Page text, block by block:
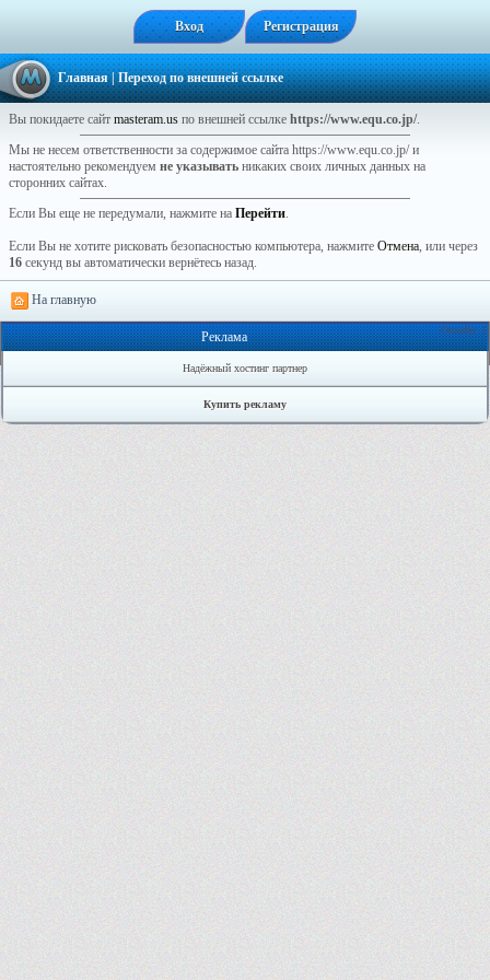
Вход Регистрация
Главная| Переход по внешней ссылке
Вы покидаете сайт masteram.us по внешней ссылке https://www.equ.co.jp/.
Мы не несем ответственности за содержимое сайта https://www.equ.co.jp/ и
настоятельно рекомендуем не указывать никаких своих личных данных на
сторонних сайтах.
Если Вы еще не передумали, нажмите на Перейти.
Если Вы не хотите рисковать безопасностью компьютера, нажмите Отмена, или через
16 секунд вы автоматически вернётесь назад.
На главную
Онлайн: 1
Реклама
Надёжный хостинг партнер
Купить рекламу